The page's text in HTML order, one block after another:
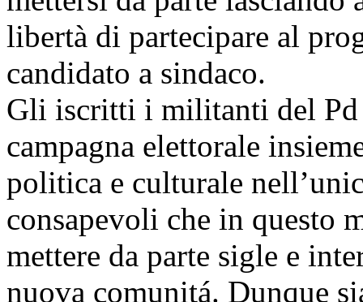
libertà di partecipare al
candidato a sindaco.
Gli iscritti i militanti del Pd
campagna elettorale
politica e culturale
consapevoli che in questo
mettere da parte sigle e
nuova comunitá. Dunque